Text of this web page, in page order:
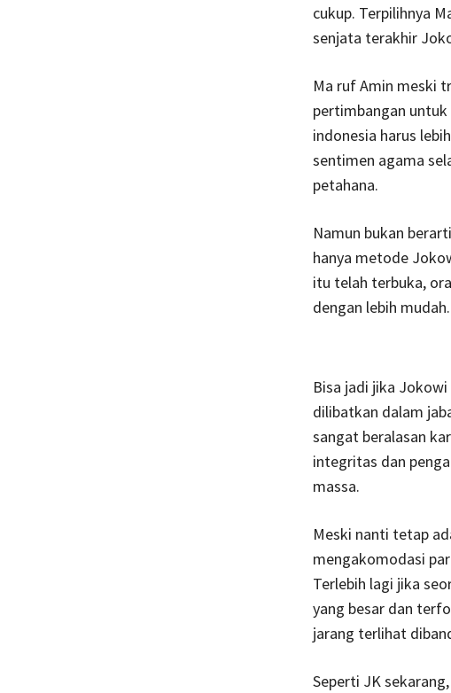
cukup. Terpilihnya
senjata terakhir
Ma ruf Amin meski
pertimbangan
indonesia harus
sentimen agama
petahana.
Namun bukan
hanya metode
itu telah terbuka,
dengan lebih mudah.
Bisa jadi jika
dilibatkan dalam
sangat beralasan
integritas dan
massa.
Meski nanti tetap
mengakomodasi
Terlebih lagi jika
yang besar dan
jarang terlihat
Seperti JK